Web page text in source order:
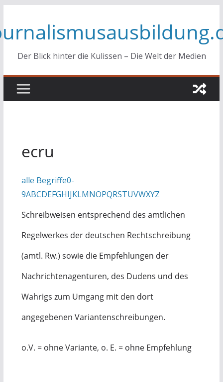
springen
Der Blick hinter die Kulissen – Die Welt der Medien
ecru
alle Begriffe0-
9ABCDEFGHIJKLMNOPQRSTUVWXYZ
Schreibweisen entsprechend des amtlichen
Regelwerkes der deutschen Rechtschreibung
(amtl. Rw.) sowie die Empfehlungen der
Nachrichtenagenturen, des Dudens und des
Wahrigs zum Umgang mit den dort
angegebenen Variantenschreibungen.
o.V. = ohne Variante, o. E. = ohne Empfehlung